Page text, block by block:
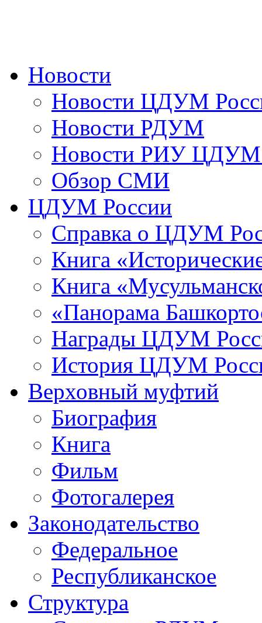
Новости
Новости ЦДУМ
Новости РДУМ
Новости РИУ ЦДУМ
Обзор СМИ
ЦДУМ России
Справка о ЦДУМ
Книга
Книга
«Панорама
Награды ЦДУМ
История ЦДУМ
Верховный муфтий
Биография
Книга
Фильм
Фотогалерея
Законодательство
Федеральное
Республиканское
Структура